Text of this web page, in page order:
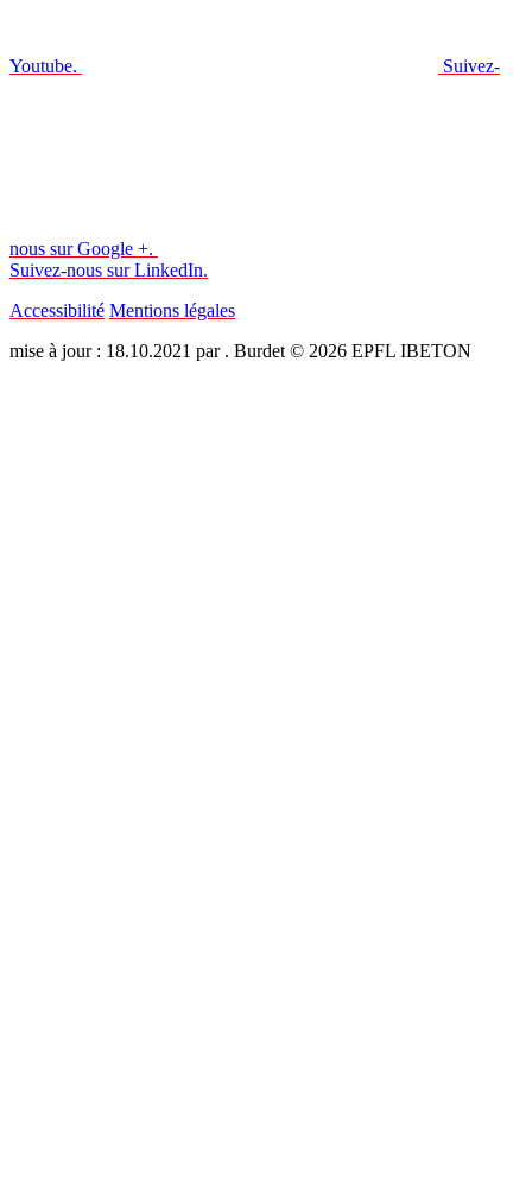
Youtube. Suivez-
nous sur Google +.
Suivez-nous sur LinkedIn.
Accessibilité Mentions légales
mise à jour : 18.10.2021 par . Burdet © 2026 EPFL IBETON